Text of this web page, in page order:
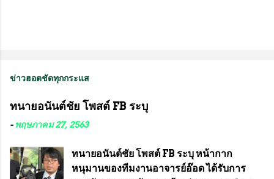
ข่าวฮอตชัดทุกกระแส
ทนายอนันต์ชัย โพสต์ FB ระบุ
- พฤษภาคม 27, 2563
ทนายอนันต์ชัย โพสต์ FB ระบุ หน้ากาก
หนุมานของทีมงานอาจารย์อ๊อด ได้รับการ